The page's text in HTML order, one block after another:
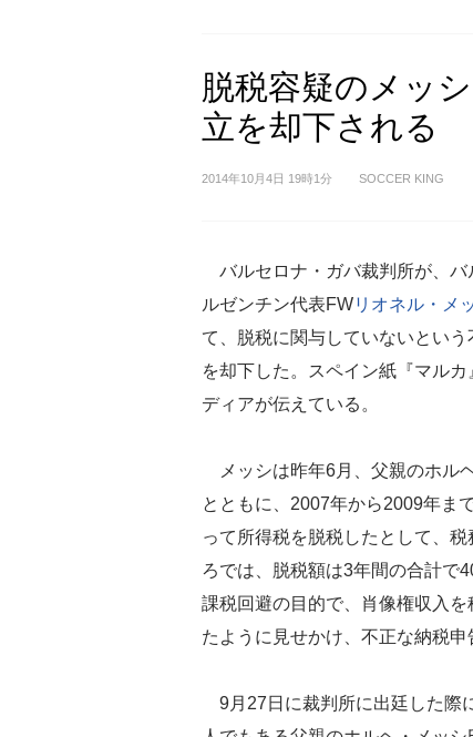
脱税容疑のメッ
立を却下される
2014年10月4日 19時1分 SOCCER KING
バルセロナ・ガバ裁判所が、バ
ルゼンチン代表FWリオネル・メ
て、脱税に関与していないという
を却下した。スペイン紙『マルカ
ディアが伝えている。
メッシは昨年6月、父親のホル
とともに、2007年から2009年ま
って所得税を脱税したとして、
ろでは、脱税額は3年間の合計で
課税回避の目的で、肖像権収入
たように見せかけ、不正な納税申
9月27日に裁判所に出廷した際